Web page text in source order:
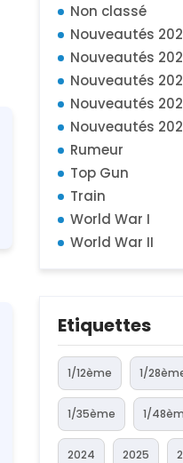
Non classé
Nouveautés
Nouveautés
Nouveautés
Nouveautés
Nouveautés
Rumeur
Top Gun
Train
World War I
World War II
Etiquettes
1/12ème 1/
1/35ème 1/
2024 2025